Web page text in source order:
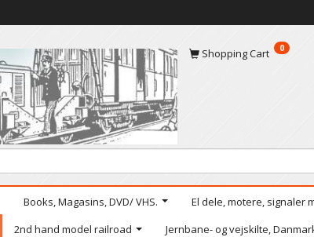
Shopping Cart 0
Books, Magasins, DVD/ VHS. El dele, motere, signaler
2nd hand model railroad Jernbane- og vejskilte,